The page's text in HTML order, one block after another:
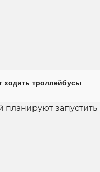
ходить троллейбусы